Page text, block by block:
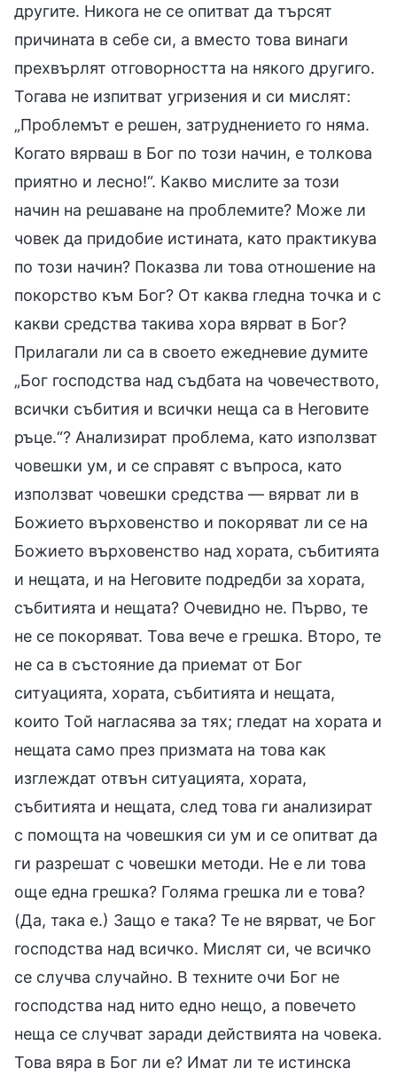
другите. Никога не се опитват да търсят
причината в себе си, а вместо това винаги
прехвърлят отговорността на някого другиго.
Тогава не изпитват угризения и си мислят:
„Проблемът е решен, затруднението го няма.
Когато вярваш в Бог по този начин, е толкова
приятно и лесно!“. Какво мислите за този
начин на решаване на проблемите? Може ли
човек да придобие истината, като практикува
по този начин? Показва ли това отношение на
покорство към Бог? От каква гледна точка и с
какви средства такива хора вярват в Бог?
Прилагали ли са в своето ежедневие думите
„Бог господства над съдбата на човечеството,
всички събития и всички неща са в Неговите
ръце.“? Анализират проблема, като използват
човешки ум, и се справят с въпроса, като
използват човешки средства — вярват ли в
Божието върховенство и покоряват ли се на
Божието върховенство над хората, събитията
и нещата, и на Неговите подредби за хората,
събитията и нещата? Очевидно не. Първо, те
не се покоряват. Това вече е грешка. Второ, те
не са в състояние да приемат от Бог
ситуацията, хората, събитията и нещата,
които Той нагласява за тях; гледат на хората и
нещата само през призмата на това как
изглеждат отвън ситуацията, хората,
събитията и нещата, след това ги анализират
с помощта на човешкия си ум и се опитват да
ги разрешат с човешки методи. Не е ли това
още една грешка? Голяма грешка ли е това?
(Да, така е.) Защо е така? Те не вярват, че Бог
господства над всичко. Мислят си, че всичко
се случва случайно. В техните очи Бог не
господства над нито едно нещо, а повечето
неща се случват заради действията на човека.
Това вяра в Бог ли е? Имат ли те истинска